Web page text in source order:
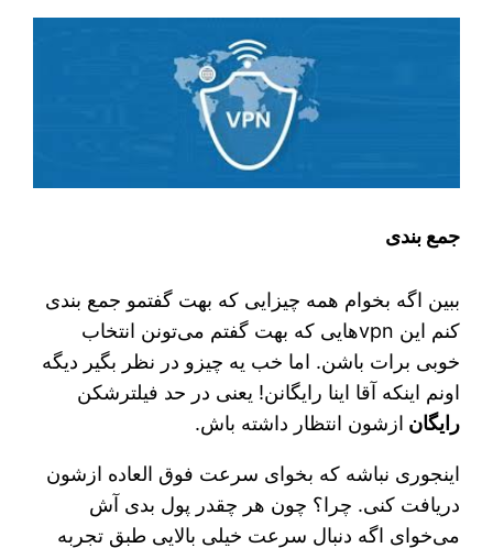
جمع بندی
ببین اگه بخوام همه چیزایی که بهت گفتمو جمع‌ بندی
کنم این vpnهایی که بهت گفتم می‌تونن انتخاب
خوبی برات باشن. اما خب یه چیزو در نظر بگیر دیگه
اونم اینکه آقا اینا رایگانن! یعنی در حد فیلترشکن
رایگان ازشون انتظار داشته باش.
اینجوری نباشه که بخوای سرعت فوق العاده ازشون
دریافت کنی. چرا؟ چون هر چقدر پول بدی آش
می‌خوای اگه دنبال سرعت خیلی بالایی طبق تجربه